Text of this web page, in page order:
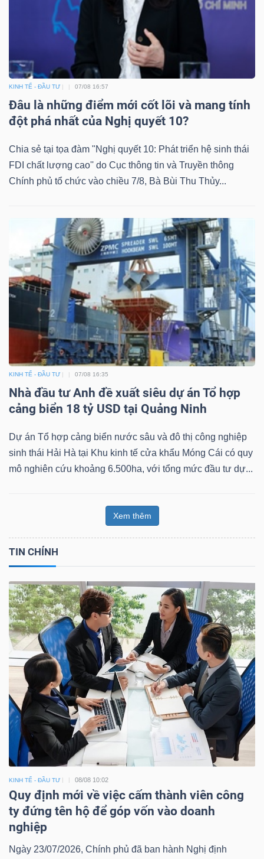
KINH TẾ - ĐẦU TƯ 07/08 16:57
Đâu là những điểm mới cốt lõi và mang tính
đột phá nhất của Nghị quyết 10?
Chia sẻ tại tọa đàm "Nghị quyết 10: Phát triển hệ sinh thái
FDI chất lượng cao'' do Cục thông tin và Truyền thông
Chính phủ tổ chức vào chiều 7/8, Bà Bùi Thu Thủy...
KINH TẾ - ĐẦU TƯ 07/08 16:35
Nhà đầu tư Anh đề xuất siêu dự án Tổ hợp
cảng biển 18 tỷ USD tại Quảng Ninh
Dự án Tổ hợp cảng biển nước sâu và đô thị công nghiệp
sinh thái Hải Hà tại Khu kinh tế cửa khẩu Móng Cái có quy
mô nghiên cứu khoảng 6.500ha, với tổng mức đầu tư dự...
Xem thêm
TIN CHÍNH
KINH TẾ - ĐẦU TƯ 08/08 10:02
Quy định mới về việc cấm thành viên công
ty đứng tên hộ để góp vốn vào doanh
nghiệp
Ngày 23/07/2026, Chính phủ đã ban hành Nghị định